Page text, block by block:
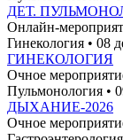
ДЕТ.
Онлайн-
Гинекология • 08
ГИНЕКОЛОГИЯ
Очное
Пульмонология •
ДЫХАНИЕ-2026
Очное